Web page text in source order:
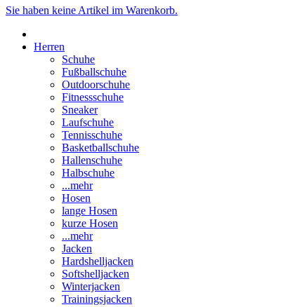
Sie haben keine Artikel im Warenkorb.
Herren
Schuhe
Fußballschuhe
Outdoorschuhe
Fitnessschuhe
Sneaker
Laufschuhe
Tennisschuhe
Basketballschuhe
Hallenschuhe
Halbschuhe
...mehr
Hosen
lange Hosen
kurze Hosen
...mehr
Jacken
Hardshelljacken
Softshelljacken
Winterjacken
Trainingsjacken